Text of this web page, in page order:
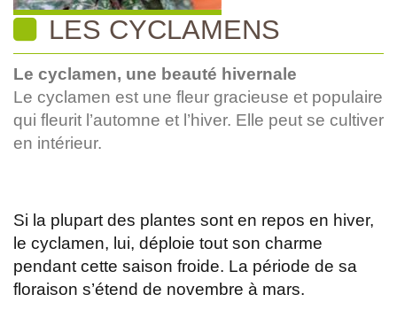
LES CYCLAMENS
Le cyclamen, une beauté hivernale
Le cyclamen est une fleur gracieuse et populaire
qui fleurit l’automne et l’hiver. Elle peut se cultiver
en intérieur.
Si la plupart des plantes sont en repos en hiver,
le cyclamen, lui, déploie tout son charme
pendant cette saison froide. La période de sa
floraison s’étend de novembre à mars.